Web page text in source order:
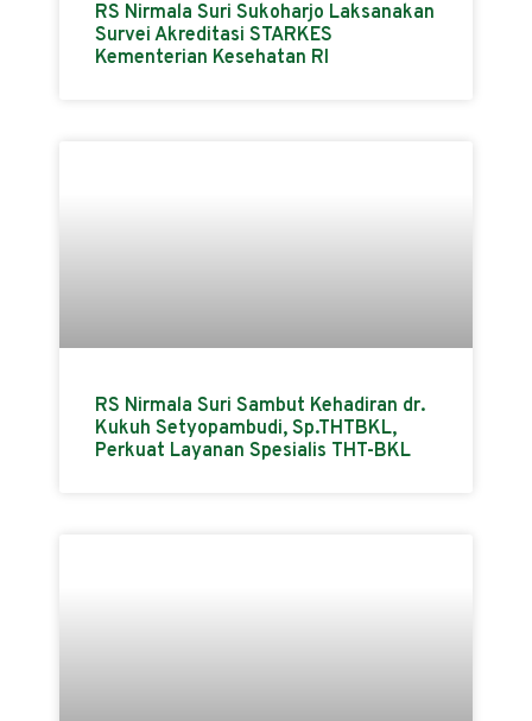
RS Nirmala Suri Sukoharjo Laksanakan
Survei Akreditasi STARKES
Kementerian Kesehatan RI
RS Nirmala Suri Sambut Kehadiran dr.
Kukuh Setyopambudi, Sp.THTBKL,
Perkuat Layanan Spesialis THT-BKL